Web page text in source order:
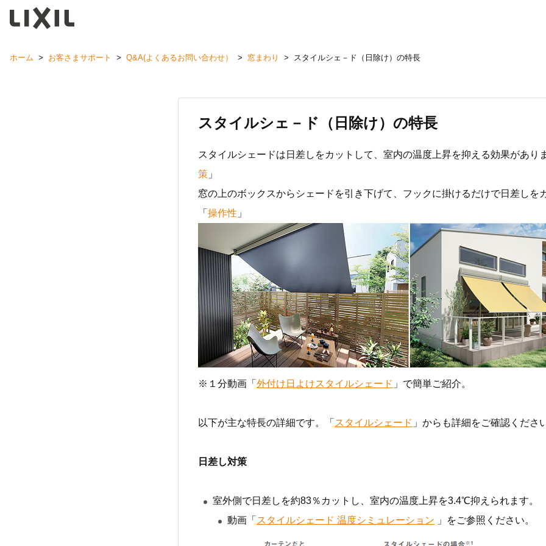
ホーム > お客さまサポート > Q&A(よくあるお問い合わせ） > 窓まわり > スタイルシェ－ド（日除け）の特長
スタイルシェ－ド（日除け）の特長
スタイルシェードは日差しをカットして、室内の温度上昇を抑える効果があり
策 」
窓の上のボックスからシェードを引き下げて、フックに掛けるだけで日差しを
「 操作性 」
※１分動画「 外付け日よけスタイルシェード 」で簡単ご紹介。
以下が主な特長の詳細です。「 スタイルシェード 」からも詳細をご確認くださ
日差し対策
室外側で日差しを約83％カットし、室内の温度上昇を3.4℃抑えられます。
動画「 スタイルシェード 温度シミュレーション 」をご参照ください。